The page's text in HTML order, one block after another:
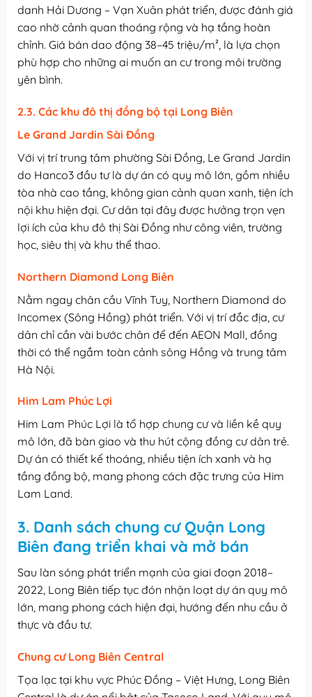
danh Hải Dương – Vạn Xuân phát triển, được đánh giá
cao nhờ cảnh quan thoáng rộng và hạ tầng hoàn
chỉnh. Giá bán dao động 38–45 triệu/m², là lựa chọn
phù hợp cho những ai muốn an cư trong môi trường
yên bình.
2.3. Các khu đô thị đồng bộ tại Long Biên
Le Grand Jardin Sài Đồng
Với vị trí trung tâm phường Sài Đồng, Le Grand Jardin
do Hanco3 đầu tư là dự án có quy mô lớn, gồm nhiều
tòa nhà cao tầng, không gian cảnh quan xanh, tiện ích
nội khu hiện đại. Cư dân tại đây được hưởng trọn vẹn
lợi ích của khu đô thị Sài Đồng như công viên, trường
học, siêu thị và khu thể thao.
Northern Diamond Long Biên
Nằm ngay chân cầu Vĩnh Tuy, Northern Diamond do
Incomex (Sông Hồng) phát triển. Với vị trí đắc địa, cư
dân chỉ cần vài bước chân để đến AEON Mall, đồng
thời có thể ngắm toàn cảnh sông Hồng và trung tâm
Hà Nội.
Him Lam Phúc Lợi
Him Lam Phúc Lợi là tổ hợp chung cư và liền kề quy
mô lớn, đã bàn giao và thu hút cộng đồng cư dân trẻ.
Dự án có thiết kế thoáng, nhiều tiện ích xanh và hạ
tầng đồng bộ, mang phong cách đặc trưng của Him
Lam Land.
3. Danh sách chung cư Quận Long
Biên đang triển khai và mở bán
Sau làn sóng phát triển mạnh của giai đoạn 2018–
2022, Long Biên tiếp tục đón nhận loạt dự án quy mô
lớn, mang phong cách hiện đại, hướng đến nhu cầu ở
thực và đầu tư.
Chung cư Long Biên Central
Tọa lạc tại khu vực Phúc Đồng – Việt Hưng, Long Biên